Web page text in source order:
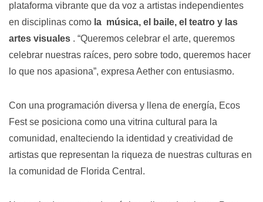
plataforma vibrante que da voz a artistas independientes
en disciplinas como la música, el baile, el teatro y las
artes visuales . “Queremos celebrar el arte, queremos
celebrar nuestras raíces, pero sobre todo, queremos hacer
lo que nos apasiona”, expresa Aether con entusiasmo.
Con una programación diversa y llena de energía, Ecos
Fest se posiciona como una vitrina cultural para la
comunidad, enalteciendo la identidad y creatividad de
artistas que representan la riqueza de nuestras culturas en
la comunidad de Florida Central.